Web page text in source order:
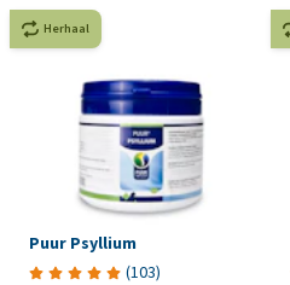
Herhaal
Puur Psyllium
(103)